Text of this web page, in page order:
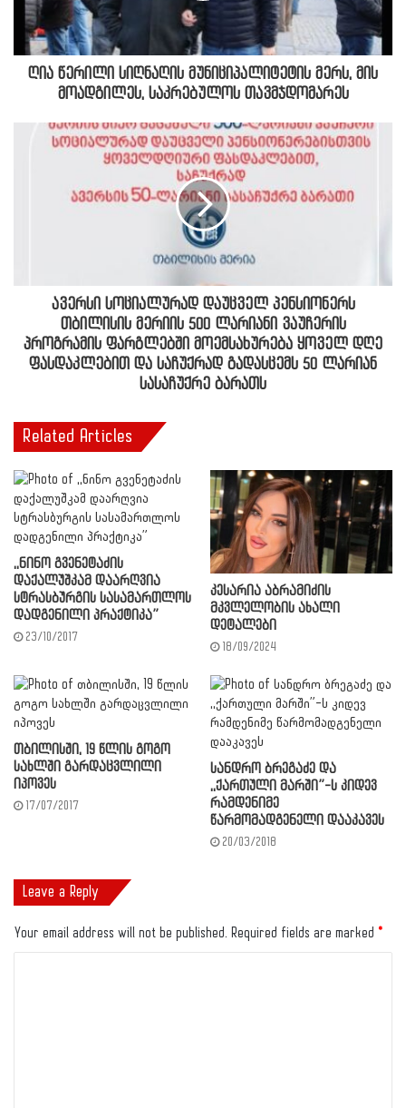
ღია წერილი სიღნაღის მუნიციპალიტეტის მერს, მის
მოადგილეს, საკრებულოს თავმჯდომარეს
ავერსი სოციალურად დაუცველ პენსიონერს
თბილისის მერიის 500 ლარიანი ვაუჩერის
პროგრამის ფარგლებში მოემსახურება ყოველ დღე
ფასდაკლებით და საჩუქრად გადასცემს 50 ლარიან
სასაჩუქრე ბარათს
Related Articles
,,ნინო გვენეტაძის
დაქალუშკამ დაარღვია
სტრასბურგის სასამართლოს
დადგენილი პრაქტიკა”
23/10/2017
კესარია აბრამიძის
მკვლელობის ახალი
დეტალები
18/09/2024
თბილისში, 19 წლის გოგო
სახლში გარდაცვლილი
იპოვეს
17/07/2017
სანდრო ბრეგაძე და
,,ქართული მარში”-ს კიდევ
რამდენიმე
წარმომადგენელი დააკავეს
20/03/2018
Leave a Reply
Your email address will not be published. Required fields are marked *